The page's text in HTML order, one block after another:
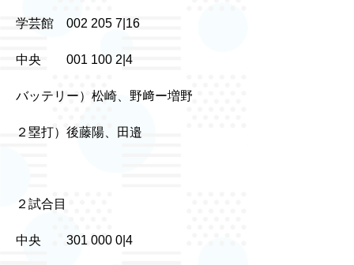
学芸館 002 205 7|16
中央 001 100 2|4
バッテリー）松崎、野﨑ー増野
２塁打）後藤陽、田邉
２試合目
中央 301 000 0|4